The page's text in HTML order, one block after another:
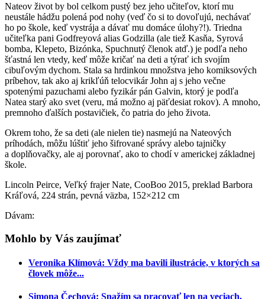
Nateov život by bol celkom pustý bez jeho učiteľov, ktorí mu
neustále hádžu polená pod nohy (veď čo si to dovoľujú, nechávať
ho po škole, keď vystrája a dávať mu domáce úlohy?!). Triedna
učiteľka pani Godfreyová alias Godzilla (ale tiež Kasňa, Syrová
bomba, Klepeto, Bizónka, Spuchnutý členok atď.) je podľa neho
šťastná len vtedy, keď môže kričať na deti a týrať ich svojím
cibuľovým dychom. Stala sa hrdinkou množstva jeho komiksových
príbehov, tak ako aj krikľúň telocvikár John aj s jeho večne
spotenými pazuchami alebo fyzikár pán Galvin, ktorý je podľa
Natea starý ako svet (veru, má možno aj päťdesiat rokov). A mnoho,
premnoho ďalších postavičiek, čo patria do jeho života.
Okrem toho, že sa deti (ale nielen tie) nasmejú na Nateových
príhodách, môžu lúštiť jeho šifrované správy alebo tajničky
a doplňovačky, ale aj porovnať, ako to chodí v americkej základnej
škole.
Lincoln Peirce, Veľký frajer Nate, CooBoo 2015, preklad Barbora
Kráľová, 224 strán, pevná väzba, 152×212 cm
Dávam:
Mohlo by Vás zaujímať
Veronika Klímová: Vždy ma bavili ilustrácie, v ktorých sa
človek môže...
Simona Čechová: Snažím sa pracovať len na veciach,